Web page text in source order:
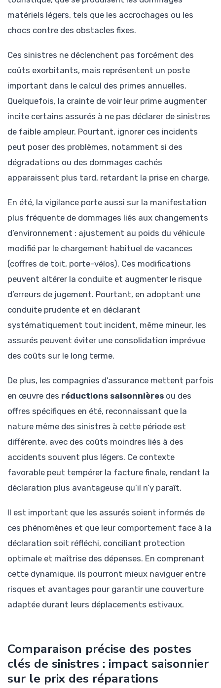
matériels légers, tels que les accrochages ou les
chocs contre des obstacles fixes.
Ces sinistres ne déclenchent pas forcément des
coûts exorbitants, mais représentent un poste
important dans le calcul des primes annuelles.
Quelquefois, la crainte de voir leur prime augmenter
incite certains assurés à ne pas déclarer de sinistres
de faible ampleur. Pourtant, ignorer ces incidents
peut poser des problèmes, notamment si des
dégradations ou des dommages cachés
apparaissent plus tard, retardant la prise en charge.
En été, la vigilance porte aussi sur la manifestation
plus fréquente de dommages liés aux changements
d’environnement : ajustement au poids du véhicule
modifié par le chargement habituel de vacances
(coffres de toit, porte-vélos). Ces modifications
peuvent altérer la conduite et augmenter le risque
d’erreurs de jugement. Pourtant, en adoptant une
conduite prudente et en déclarant
systématiquement tout incident, même mineur, les
assurés peuvent éviter une consolidation imprévue
des coûts sur le long terme.
De plus, les compagnies d’assurance mettent parfois
en œuvre des réductions saisonnières ou des
offres spécifiques en été, reconnaissant que la
nature même des sinistres à cette période est
différente, avec des coûts moindres liés à des
accidents souvent plus légers. Ce contexte
favorable peut tempérer la facture finale, rendant la
déclaration plus avantageuse qu’il n’y paraît.
Il est important que les assurés soient informés de
ces phénomènes et que leur comportement face à la
déclaration soit réfléchi, conciliant protection
optimale et maîtrise des dépenses. En comprenant
cette dynamique, ils pourront mieux naviguer entre
risques et avantages pour garantir une couverture
adaptée durant leurs déplacements estivaux.
Comparaison précise des postes
clés de sinistres : impact saisonnier
sur le prix des réparations